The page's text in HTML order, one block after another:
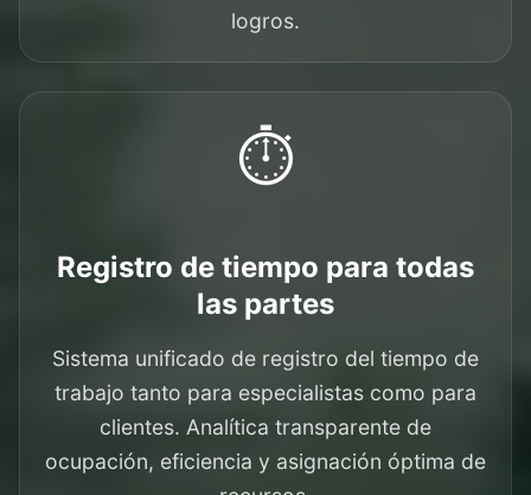
logros.
⏱️
Registro de tiempo para todas
las partes
Sistema unificado de registro del tiempo de
trabajo tanto para especialistas como para
clientes. Analítica transparente de
ocupación, eficiencia y asignación óptima de